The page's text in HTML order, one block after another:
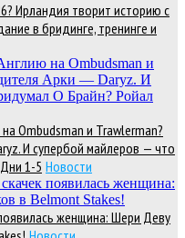
Ирландия творит историю с
в бридинге, тренинге и
Ombudsman и Trawlerman?
И супербой майлеров — что
1-5 Новости
женщина: Шери Деву